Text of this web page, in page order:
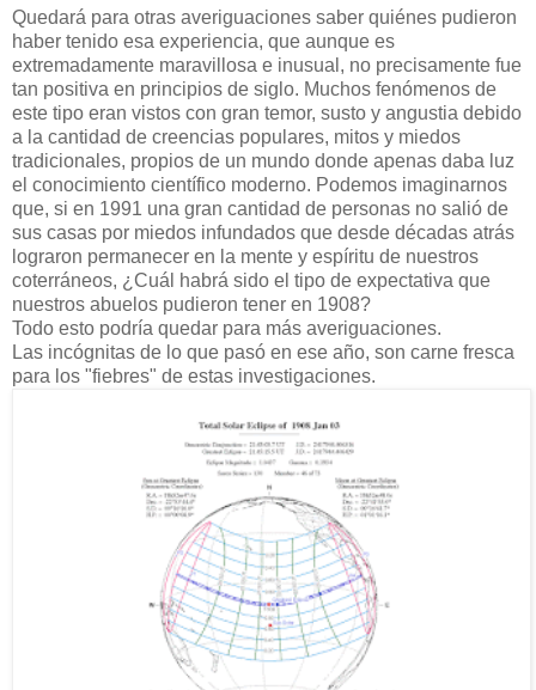
Quedará para otras averiguaciones saber quiénes pudieron
haber tenido esa experiencia, que aunque es
extremadamente maravillosa e inusual, no precisamente fue
tan positiva en principios de siglo. Muchos fenómenos de
este tipo eran vistos con gran temor, susto y angustia debido
a la cantidad de creencias populares, mitos y miedos
tradicionales, propios de un mundo donde apenas daba luz
el conocimiento científico moderno. Podemos imaginarnos
que, si en 1991 una gran cantidad de personas no salió de
sus casas por miedos infundados que desde décadas atrás
lograron permanecer en la mente y espíritu de nuestros
coterráneos, ¿Cuál habrá sido el tipo de expectativa que
nuestros abuelos pudieron tener en 1908?
Todo esto podría quedar para más averiguaciones.
Las incógnitas de lo que pasó en ese año, son carne fresca
para los "fiebres" de estas investigaciones.